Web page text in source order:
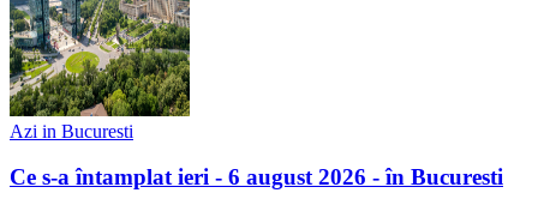
Azi in Bucuresti
Ce s-a întamplat ieri - 6 august 2026 - în Bucuresti